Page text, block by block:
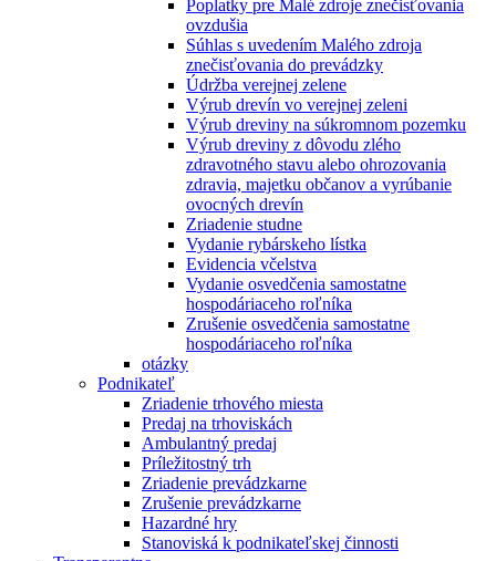
Poplatky pre Malé zdroje znečisťovania
ovzdušia
Súhlas s uvedením Malého zdroja
znečisťovania do prevádzky
Údržba verejnej zelene
Výrub drevín vo verejnej zeleni
Výrub dreviny na súkromnom pozemku
Výrub dreviny z dôvodu zlého
zdravotného stavu alebo ohrozovania
zdravia, majetku občanov a vyrúbanie
ovocných drevín
Zriadenie studne
Vydanie rybárskeho lístka
Evidencia včelstva
Vydanie osvedčenia samostatne
hospodáriaceho roľníka
Zrušenie osvedčenia samostatne
hospodáriaceho roľníka
otázky
Podnikateľ
Zriadenie trhového miesta
Predaj na trhoviskách
Ambulantný predaj
Príležitostný trh
Zriadenie prevádzkarne
Zrušenie prevádzkarne
Hazardné hry
Stanoviská k podnikateľskej činnosti